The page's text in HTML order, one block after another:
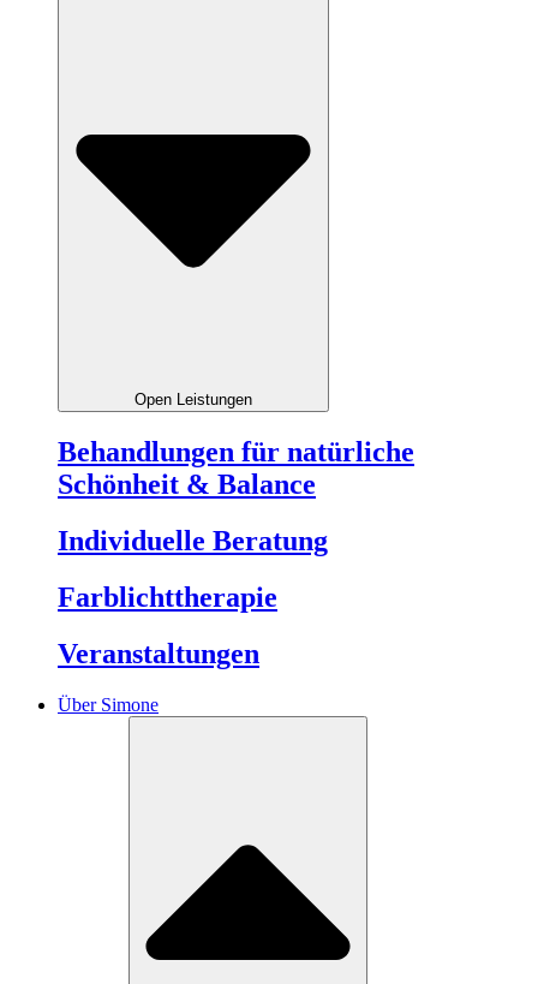
Open Leistungen
Behandlungen für natürliche
Schönheit & Balance
Individuelle Beratung
Farblichttherapie
Veranstaltungen
Über Simone